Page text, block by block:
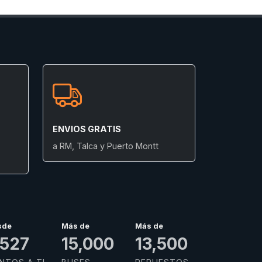
ENVIOS GRATIS
a RM, Talca y Puerto Montt
Más de
15,000
Más de
13,500